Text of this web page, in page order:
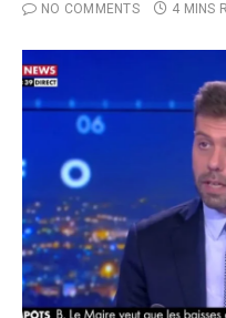
NO COMMENTS
4 MINS